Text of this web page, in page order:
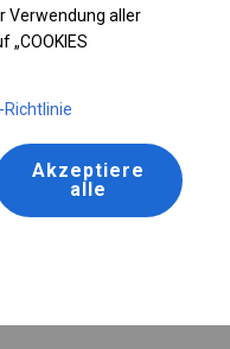
Verwendung aller
Akzeptiere
alle